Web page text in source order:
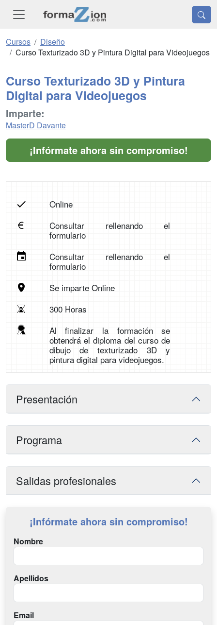
Cursos
Diseño
Curso Texturizado 3D y Pintura Digital para Videojuegos
Curso Texturizado 3D y Pintura
Digital para Videojuegos
Imparte:
MasterD Davante
¡Infórmate ahora sin compromiso!
Online
Consultar rellenando el
formulario
Consultar rellenando el
formulario
Se imparte Online
300 Horas
Al finalizar la formación se
obtendrá el diploma del curso de
dibujo de texturizado 3D y
pintura digital para videojuegos.
Presentación
Programa
Salidas profesionales
¡Infórmate ahora sin compromiso!
Nombre
Apellidos
Email